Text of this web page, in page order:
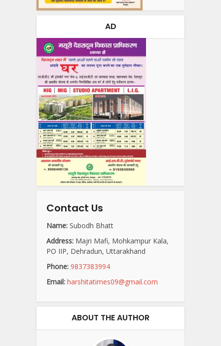
AD
Contact Us
Name: Subodh Bhatt
Address: Majri Mafi, Mohkampur Kala,
PO IIP, Dehradun, Uttarakhand
Phone: 9837383994
Email: harshitatimes09@gmail.com
ABOUT THE AUTHOR